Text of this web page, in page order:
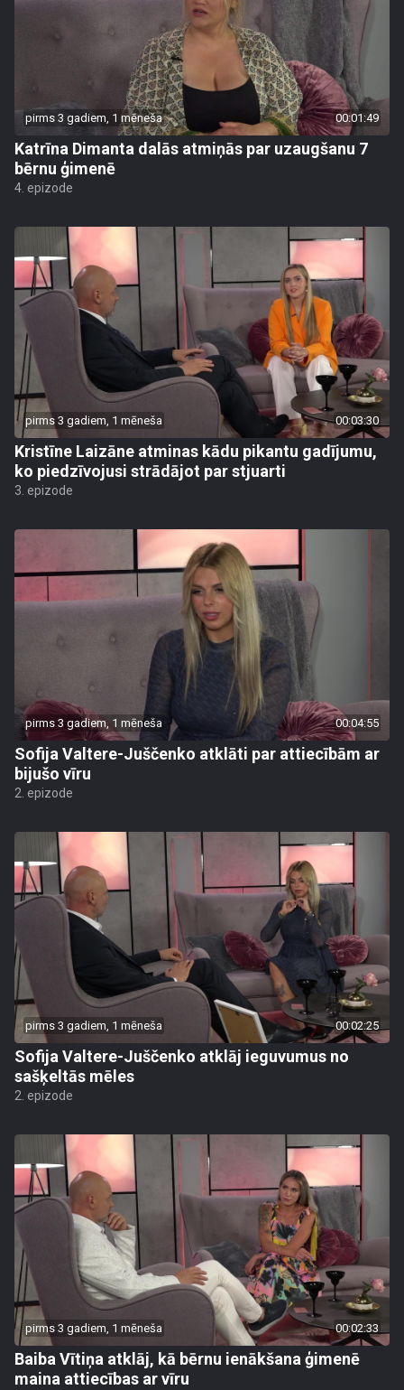
pirms 3 gadiem, 1 mēneša 00:01:49
Katrīna Dimanta dalās atmiņās par uzaugšanu 7
bērnu ģimenē
4. epizode
pirms 3 gadiem, 1 mēneša 00:03:30
Kristīne Laizāne atminas kādu pikantu gadījumu,
ko piedzīvojusi strādājot par stjuarti
3. epizode
pirms 3 gadiem, 1 mēneša 00:04:55
Sofija Valtere-Juščenko atklāti par attiecībām ar
bijušo vīru
2. epizode
pirms 3 gadiem, 1 mēneša 00:02:25
Sofija Valtere-Juščenko atklāj ieguvumus no
sašķeltās mēles
2. epizode
pirms 3 gadiem, 1 mēneša 00:02:33
Baiba Vītiņa atklāj, kā bērnu ienākšana ģimenē
maina attiecības ar vīru